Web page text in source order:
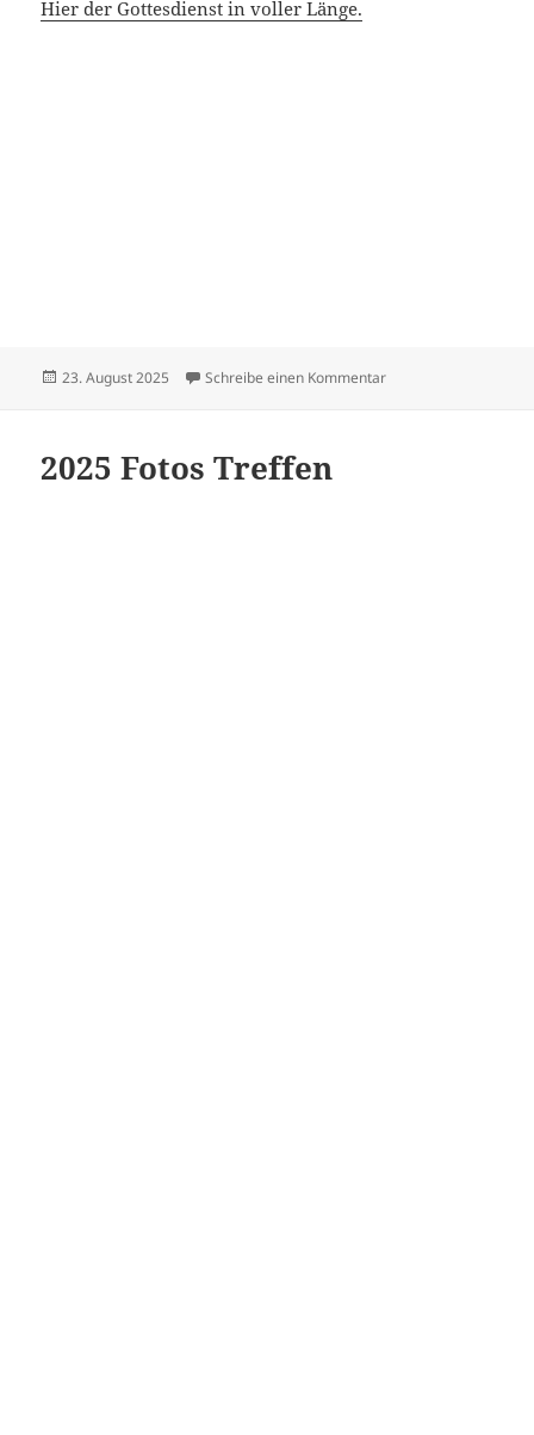
Hier der Gottesdienst in voller Länge.
Veröffentlicht
23. August 2025 Schreibe einen Kommentarzu Sängerfest in
2025 Fotos Treffen